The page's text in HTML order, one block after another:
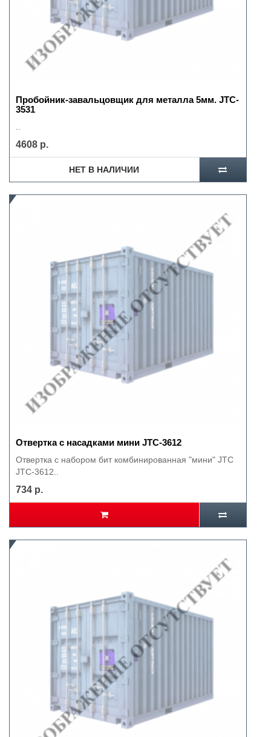
Пробойник-завальцовщик для металла 5мм. JTC-
3531
4608 р.
НЕТ В НАЛИЧИИ
Отвертка с насадками мини JTC-3612
Отвертка с набором бит комбинированная "мини" JTC
JTC-3612..
734 р.